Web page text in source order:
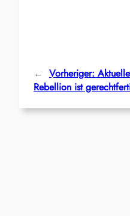
← Vorheriger:
Rebellion ist